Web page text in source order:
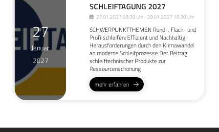
27
Januar
2027
SCHLEIFTAGUNG 2027
27.01.2027 08:30 Uhr - 28.01.2027 16:30 Uhr
SCHWERPUNKTTHEMEN Rund-, Flach- und
Profilschleifen: Effizient und Nachhaltig
Herausforderungen durch den Klimawandel
an moderne Schleifprozesse Der Beitrag
schleiftechnischer Produkte zur
Ressourcenschonung
mehr erfahren